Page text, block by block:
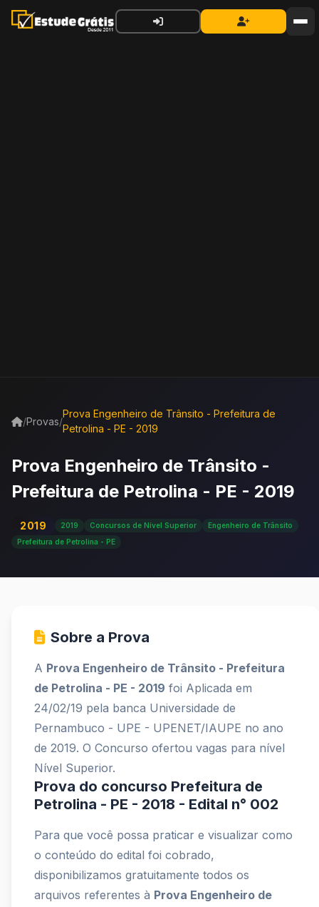
/Provas/
Prova Engenheiro de Trânsito - Prefeitura de
Petrolina - PE - 2019
Prova Engenheiro de Trânsito -
Prefeitura de Petrolina - PE - 2019
2019 2019 Concursos de Nível Superior
Engenheiro de Trânsito
Prefeitura de Petrolina - PE
Sobre a Prova
A Prova Engenheiro de Trânsito - Prefeitura
de Petrolina - PE - 2019 foi Aplicada em
24/02/19 pela banca Universidade de
Pernambuco - UPE - UPENET/IAUPE no ano
de 2019. O Concurso ofertou vagas para nível
Nível Superior.
Prova do concurso Prefeitura de
Petrolina - PE - 2018 - Edital n° 002
Para que você possa praticar e visualizar como
o conteúdo do edital foi cobrado,
disponibilizamos gratuitamente todos os
arquivos referentes à Prova Engenheiro de